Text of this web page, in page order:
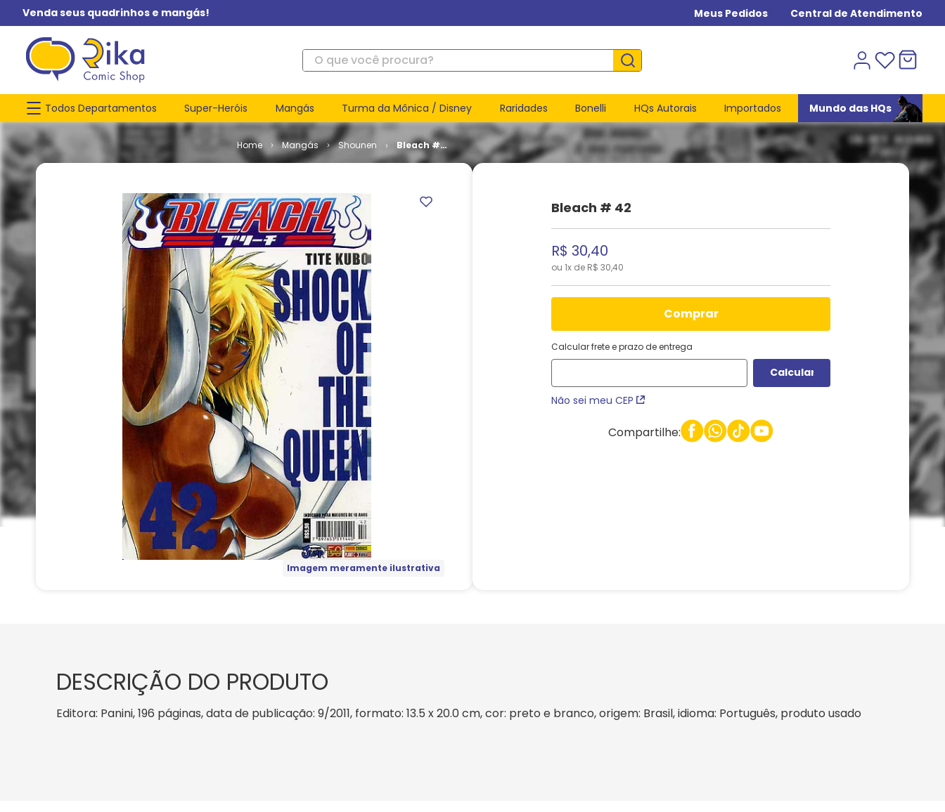
Venda seus quadrinhos e mangás! Meus Pedidos Central de Atendimento
O que você procura?
Todos Departamentos Super-Heróis Mangás Turma da Mônica / Disney Raridades Bonelli HQs Autorais Importados Mundo das HQs
Mangás Shounen
Bleach #
42
Imagem meramente ilustrativa
Bleach # 42
R$ 30,40
ou 1x de R$ 30,40
comprar
Calcular frete e prazo de entrega
Não sei meu CEP
Compartilhe:
DESCRIÇÃO DO PRODUTO
Editora: Panini, 196 páginas, data de publicação: 9/2011, formato: 13.5 x 20.0 cm, cor: preto e branco, origem: Brasil, idioma: Português, produto usado